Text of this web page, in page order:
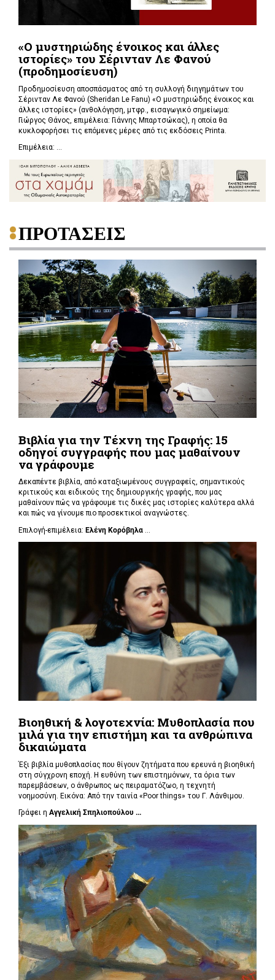
«Ο μυστηριώδης ένοικος και άλλες
ιστορίες» του Σέρινταν Λε Φανού
(προδημοσίευση)
Προδημοσίευση αποσπάσματος από τη συλλογή διηγημάτων του
Σέρινταν Λε Φανού (Sheridan Le Fanu) «Ο μυστηριώδης ένοικος και
άλλες ιστορίες» (ανθολόγηση, μτφρ., εισαγωγικό σημείωμα:
Γιώργος Θάνος, επιμέλεια: Γιάννης Μπαρτσώκας), η οποία θα
κυκλοφορήσει τις επόμενες μέρες από τις εκδόσεις Printa.
Επιμέλεια: ...
ΠΡΟΤΑΣΕΙΣ
Βιβλία για την Τέχνη της Γραφής: 15
οδηγοί συγγραφής που μας μαθαίνουν
να γράφουμε
Δεκαπέντε βιβλία, από καταξιωμένους συγγραφείς, σημαντικούς
κριτικούς και ειδικούς της δημιουργικής γραφής, που μας
μαθαίνουν πώς να γράφουμε τις δικές μας ιστορίες καλύτερα αλλά
και πώς να γίνουμε πιο προσεκτικοί αναγνώστες.
Επιλογή-επιμέλεια: Ελένη Κορόβηλα
Βιοηθική & λογοτεχνία: Μυθοπλασία που
μιλά για την επιστήμη και τα ανθρώπινα
δικαιώματα
Έξι βιβλία μυθοπλασίας που θίγουν ζητήματα που ερευνά η βιοηθική
στη σύγχρονη εποχή. Η ευθύνη των επιστημόνων, τα όρια των
παρεμβάσεων, ο άνθρωπος ως πειραματόζωο, η τεχνητή
νοημοσύνη. Εικόνα: Από την ταινία «Poor things» του Γ. Λάνθιμου.
Γράφει η Αγγελική Σπηλιοπούλου ...